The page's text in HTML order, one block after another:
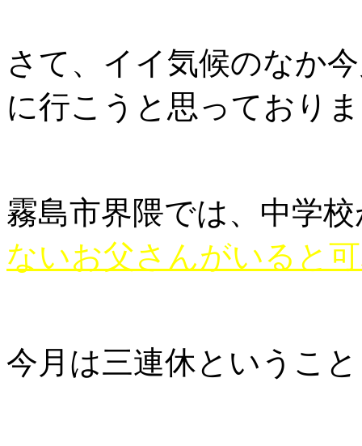
さて、イイ気候のなか
に行こうと思っており
霧島市界隈では、中学
ないお父さんがいると
今月は三連休というこ